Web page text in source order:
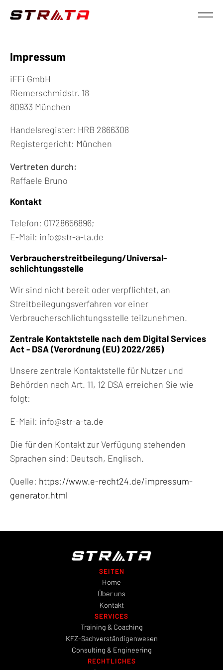
Impressum
iFFi GmbH
Riemerschmidstr. 18
80933 München
Handelsregister: HRB 2866308
Registergericht: München
Vertreten durch:
Raffaele Bruno
Kontakt
Telefon: 01728656896;
E-Mail: info@str-a-ta.de
Verbraucher­streit­beilegung/Universal­
schlichtungs­stelle
Wir sind nicht bereit oder verpflichtet, an
Streitbeilegungsverfahren vor einer
Verbraucherschlichtungsstelle teilzunehmen.
Zentrale Kontaktstelle nach dem Digital Services
Act - DSA (Verordnung (EU) 2022/265)
Unsere zentrale Kontaktstelle für Nutzer und
Behörden nach Art. 11, 12 DSA erreichen Sie wie
folgt:
E-Mail: info@str-a-ta.de
Die für den Kontakt zur Verfügung stehenden
Sprachen sind: Deutsch, Englisch.
Quelle: https://www.e-recht24.de/impressum-
generator.html
SEITEN
Home
Über uns
Kontakt
SERVICES
Training & Coaching
KFZ-Sachverständigenwesen
Consulting & Engineering
RECHTLICHES